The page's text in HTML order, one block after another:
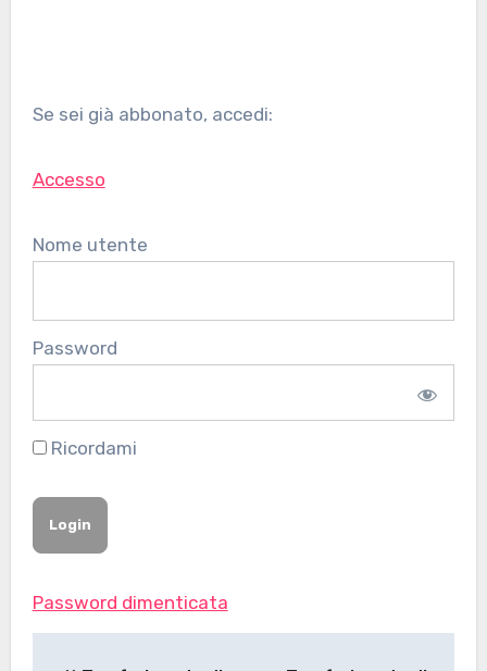
Se sei già abbonato, accedi:
Accesso
Nome utente
Password
Ricordami
Password dimenticata